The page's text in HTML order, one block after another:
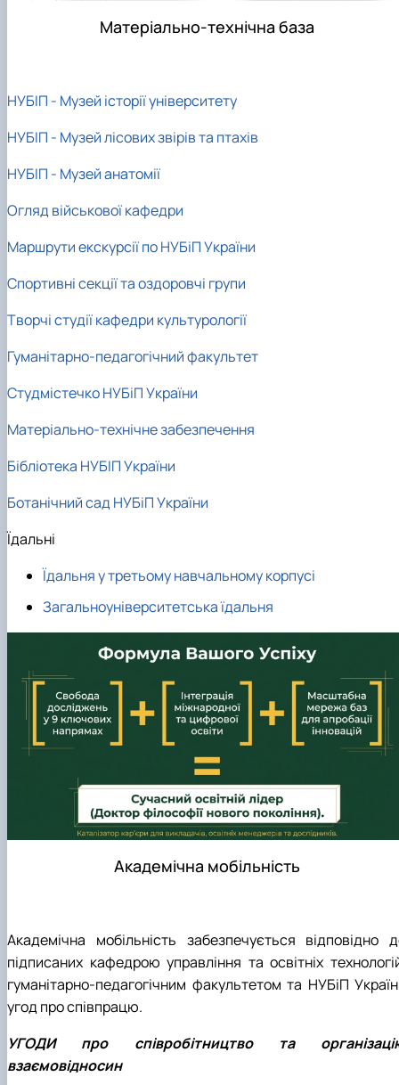
Матеріально-технічна база
НУБІП - Музей історії університету
НУБІП - Музей лісових звірів та птахів
НУБІП - Музей анатомії
Огляд військової кафедри
Маршрути екскурсії по НУБіП України
Спортивні секції та оздоровчі групи
Творчі студії кафедри культурології
Гуманітарно-педагогічний факультет
Студмістечко НУБіП України
Матеріально-технічне забезпечення
Бібліотека НУБІП України
Ботанічний сад НУБіП України
Їдальні
Їдальня у третьому навчальному корпусі
Загальноуніверситетська їдальня
Академічна мобільність
Академічна мобільність забезпечується відповідно
підписаних кафедрою управління та освітніх
гуманітарно-педагогічним факультетом та НУБіП
угод про співпрацю.
УГОДИ про співробітництво та
взаємовідносин